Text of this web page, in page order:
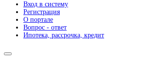
Вход в систему
Регистрация
О портале
Вопрос - ответ
Ипотека, рассрочка, кредит